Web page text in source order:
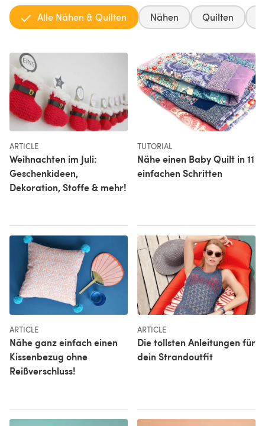
Alle Nähen & Quilten Nähen Quilten
ARTICLE
Weihnachten im Juli:
Geschenkideen,
Dekoration, Stoffe & mehr!
TUTORIAL
Nähe einen Baby Quilt in 11
einfachen Schritten
ARTICLE
Nähe ganz einfach einen
Kissenbezug ohne
Reißverschluss!
ARTICLE
Die tollsten Anleitungen für
dein Strandoutfit